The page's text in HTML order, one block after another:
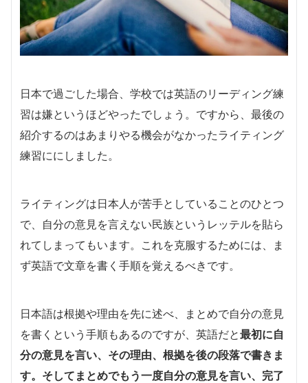
日本で過ごした場合、学校では英語のリーディング練
習は嫌というほどやったでしょう。ですから、最後の
紹介するのはあまりやる機会がなかったライティング
練習ににしました。
ライティングは日本人が苦手としていることのひとつ
で、自分の意見を言えない民族というレッテルを貼ら
れてしまってもいます。これを克服するためには、ま
ず英語で文章を書く手順を覚えるべきです。
日本語は根拠や理由を先に述べ、まとめで自分の意見
を書くという手順もあるのですが、英語だと最初に自
分の意見を言い、その理由、根拠を後の段落で書きま
す。そしてまとめでもう一度自分の意見を言い、完了